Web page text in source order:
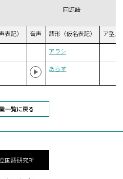
同源語
表記） 音声 語形（仮名表記） ア型／
アラシ
あらす
一覧に戻る
国語研究所